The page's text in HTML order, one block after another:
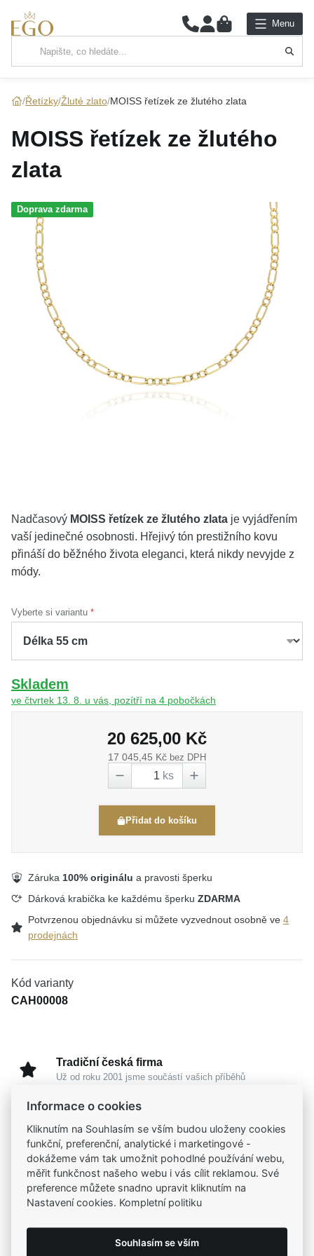
0 Menu
Hlavní kategorie
PRSTENY
NÁUŠNICE
SADY
KOLEKCE
Řetízky Žluté zlato MOISS řetízek ze žlutého zlata
MOISS řetízek ze žlutého
zlata
Doprava zdarma
Nadčasový MOISS řetízek ze žlutého zlata je vyjádřením
vaší jedinečné osobnosti. Hřejivý tón prestižního kovu
přináší do běžného života eleganci, která nikdy nevyjde z
módy.
Vyberte si variantu
Skladem
ve čtvrtek 13. 8. u vás, pozítří na 4 pobočkách
20 625,00 Kč
17 045,45 Kč bez DPH
ks
Přidat do košíku
Záruka 100% originálu a pravosti šperku
Dárková krabička ke každému šperku ZDARMA
Potvrzenou objednávku si můžete vyzvednout osobně ve 4
prodejnách
Kód varianty
CAH00008
Tradiční česká firma
Už od roku 2001 jsme součástí vašich příběhů
Na našem e-shopu máte výběr z tisíců šperků
Garance vysoké kvality
Certifikáty původu a kvality k vybraným šperkům
Kamenné prodejny
Zastavte se do jedné z našich4 prodejen
Informace o cookies
Kliknutím na Souhlasím se vším budou uloženy cookies
funkční, preferenční, analytické i marketingové -
dokážeme vám tak umožnit pohodlné používání webu,
měřit funkčnost našeho webu i vás cílit reklamou. Své
preference můžete snadno upravit kliknutím na
Nastavení cookies. Kompletní politiku
Souhlasím se vším